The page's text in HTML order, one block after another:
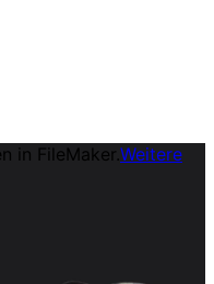
in FileMaker.Weitere